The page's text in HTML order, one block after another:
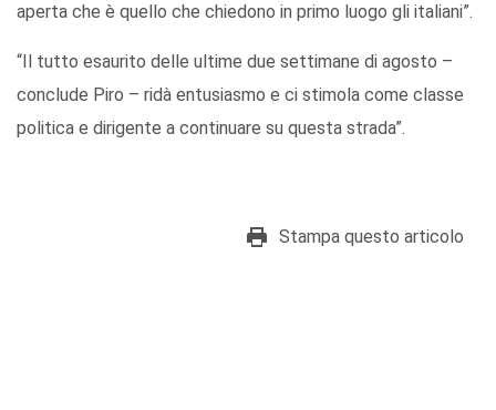
aperta che è quello che chiedono in primo luogo gli italiani”.
“Il tutto esaurito delle ultime due settimane di agosto –
conclude Piro – ridà entusiasmo e ci stimola come classe
politica e dirigente a continuare su questa strada”.
Stampa questo articolo